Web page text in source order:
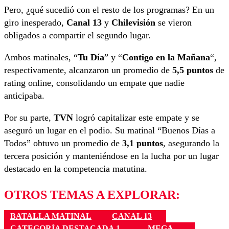
Pero, ¿qué sucedió con el resto de los programas? En un
giro inesperado, Canal 13 y Chilevisión se vieron
obligados a compartir el segundo lugar.
Ambos matinales, “Tu Día” y “Contigo en la Mañana“,
respectivamente, alcanzaron un promedio de 5,5 puntos de
rating online, consolidando un empate que nadie
anticipaba.
Por su parte, TVN logró capitalizar este empate y se
aseguró un lugar en el podio. Su matinal “Buenos Días a
Todos” obtuvo un promedio de 3,1 puntos, asegurando la
tercera posición y manteniéndose en la lucha por un lugar
destacado en la competencia matutina.
OTROS TEMAS A EXPLORAR:
BATALLA MATINAL
CANAL 13